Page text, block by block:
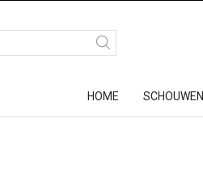
HOME SCHOUWEN